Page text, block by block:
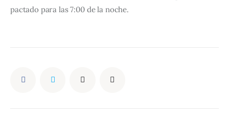
pactado para las 7:00 de la noche.